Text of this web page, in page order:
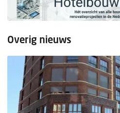
Overig nieuws